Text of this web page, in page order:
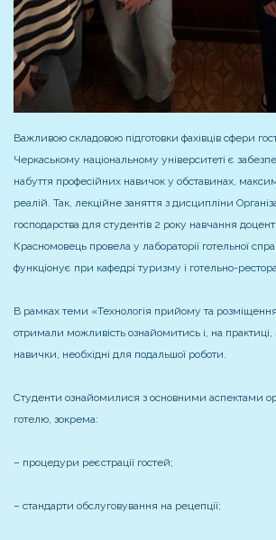
Важливою складовою підготовки фахівців сфери
Черкаському національному університеті є
набуття професійних навичок у обставинах,
реалій. Так, лекційне заняття з дисципліни
господарства для студентів 2 року навчання доцент
Красномовець провела у лабораторії готельної
функціонує при кафедрі туризму і готельно-
В рамках теми «Технологія прийому та
отримали можливість ознайомитись і, на практиці,
навички, необхідні для подальшої роботи.
Студенти ознайомилися з основними аспектами
готелю, зокрема:
– процедури реєстрації гостей;
– стандарти обслуговування на рецепції;